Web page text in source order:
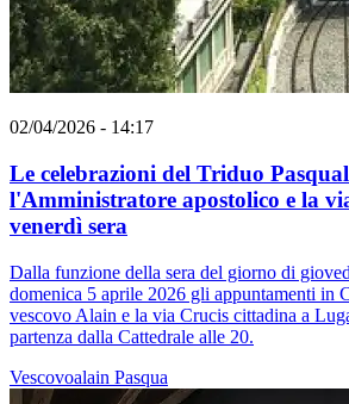
02/04/2026 - 14:17
Le celebrazioni del Triduo
l'Amministratore apostolico e la
venerdì sera
Dalla funzione della sera del giorno di
domenica 5 aprile 2026 gli appuntamenti in
vescovo Alain e la via Crucis cittadina a
partenza dalla Cattedrale alle 20.
Vescovoalain Pasqua